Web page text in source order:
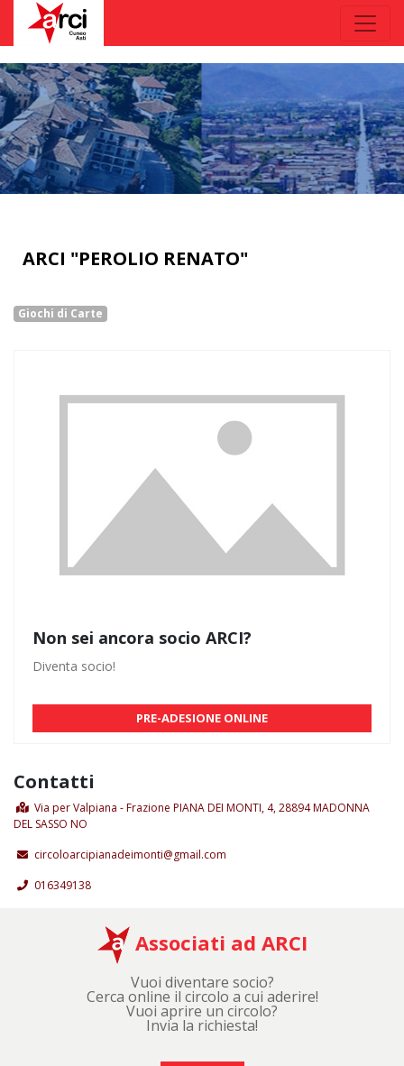
ARCI "PEROLIO RENATO"
Giochi di Carte
Non sei ancora socio ARCI?
Diventa socio!
PRE-ADESIONE ONLINE
Contatti
Via per Valpiana - Frazione PIANA DEI MONTI, 4, 28894 MADONNA
DEL SASSO NO
circoloarcipianadeimonti@gmail.com
016349138
Associati ad ARCI
Vuoi diventare socio?
Cerca online il circolo a cui aderire!
Vuoi aprire un circolo?
Invia la richiesta!